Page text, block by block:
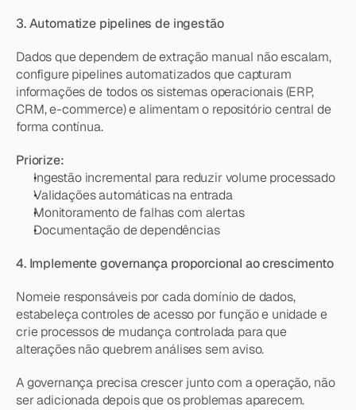
3. Automatize pipelines de ingestão
Dados que dependem de extração manual não escalam,
configure pipelines automatizados que capturam
informações de todos os sistemas operacionais (ERP,
CRM, e-commerce) e alimentam o repositório central de
forma contínua.
Priorize:
Ingestão incremental para reduzir volume processado
Validações automáticas na entrada
Monitoramento de falhas com alertas
Documentação de dependências
4. Implemente governança proporcional ao crescimento
Nomeie responsáveis por cada domínio de dados,
estabeleça controles de acesso por função e unidade e
crie processos de mudança controlada para que
alterações não quebrem análises sem aviso.
A governança precisa crescer junto com a operação, não
ser adicionada depois que os problemas aparecem.